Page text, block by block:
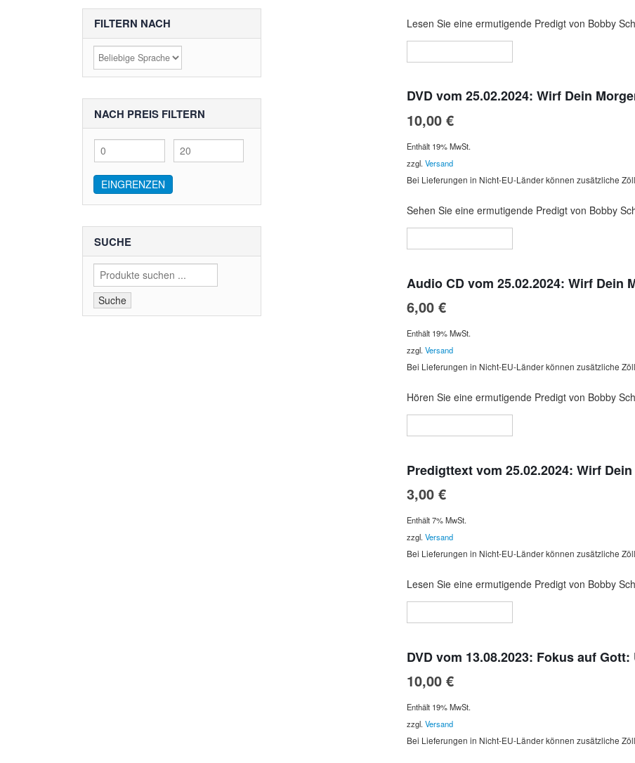
Lesen Sie eine ermutigende Predigt von Bobby
DVD vom 25.02.2024: Wirf Dein
10,00€
Enthält 19% MwSt.
zzgl.Versand
Bei Lieferungen in Nicht-EU-Länder können zusätzliche
Sehen Sie eine ermutigende Predigt von Bobby
Audio CD vom 25.02.2024: Wirf Dein
6,00€
Enthält 19% MwSt.
zzgl.Versand
Bei Lieferungen in Nicht-EU-Länder können zusätzliche
Hören Sie eine ermutigende Predigt von Bobby
Predigttext vom 25.02.2024: Wirf
3,00€
Enthält 7% MwSt.
zzgl.Versand
Bei Lieferungen in Nicht-EU-Länder können zusätzliche
Lesen Sie eine ermutigende Predigt von Bobby
DVD vom 13.08.2023: Fokus auf
10,00€
Enthält 19% MwSt.
zzgl.Versand
Bei Lieferungen in Nicht-EU-Länder können zusätzliche
FILTERN NACH
NACH PREIS FILTERN
Min
price
Max
price
EINGRENZEN
SUCHE
Suche